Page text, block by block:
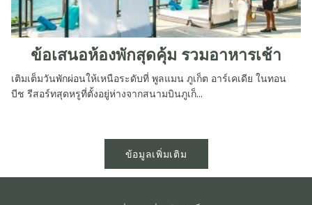
ข้อเสนอห้องพักสุดคุ้ม รวมอาหารเช้า
เติมเต็มวันพักผ่อนให้เหนือระดับที่ พูลแมน ภูเก็ต อาร์เคเดีย ในทอน
บีช รีสอร์ทสุดหรูที่ตั้งอยู่ห่างจากสนามบินภูเก็...
ข้อมูลเพิ่มเติม